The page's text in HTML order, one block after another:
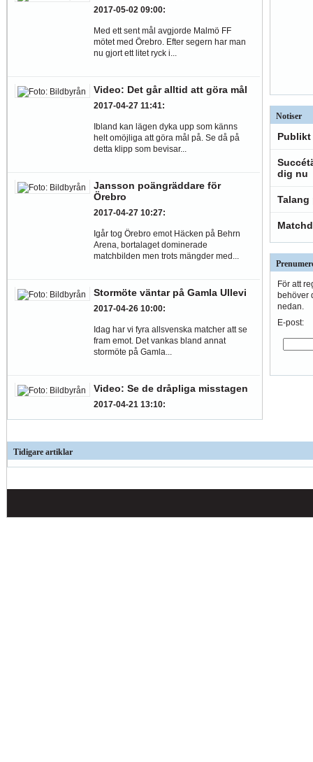
2017-05-02 09:00:
Med ett sent mål avgjorde Malmö FF
mötet med Örebro. Efter segern har man
nu gjort ett litet ryck i...
Video: Det går alltid att göra mål
2017-04-27 11:41:
Ibland kan lägen dyka upp som känns
helt omöjliga att göra mål på. Se då på
detta klipp som bevisar...
Jansson poängräddare för
Örebro
2017-04-27 10:27:
Igår tog Örebro emot Häcken på Behrn
Arena, bortalaget dominerade
matchbilden men trots mängder med...
Stormöte väntar på Gamla Ullevi
2017-04-26 10:00:
Idag har vi fyra allsvenska matcher att se
fram emot. Det vankas bland annat
stormöte på Gamla...
Video: Se de dråpliga misstagen
2017-04-21 13:10:
Notiser
Publikt
dig nu
Talang
För att
behöver
nedan.
E-post:
Tidigare artiklar